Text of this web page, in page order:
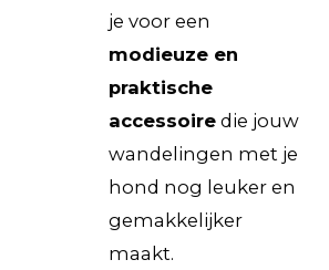
je voor een
modieuze en
praktische
accessoire die jouw
wandelingen met je
hond nog leuker en
gemakkelijker
maakt.